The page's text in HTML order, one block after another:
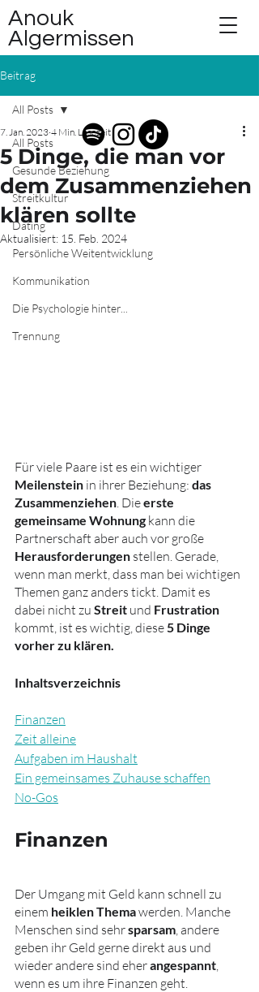
Anouk
Algermissen
Beitrag
All Posts
Gesunde Beziehung
Streitkultur
Dating
Persönliche Weitentwicklung
Kommunikation
Die Psychologie hinter...
Trennung
All Posts
5 Dinge, die man vor
dem Zusammenziehen
klären sollte
7. Jan. 2023 4 Min. Lesezeit
Aktualisiert: 15. Feb. 2024
Für viele Paare ist es ein wichtiger
Meilenstein in ihrer Beziehung: das
Zusammenziehen . Die erste
gemeinsame Wohnung kann die
Partnerschaft aber auch vor große
Herausforderungen stellen. Gerade,
wenn man merkt, dass man bei wichtigen
Themen ganz anders tickt. Damit es
dabei nicht zu Streit und Frustration
kommt, ist es wichtig, diese 5 Dinge
vorher zu klären.
Inhaltsverzeichnis
Finanzen
Zeit alleine
Aufgaben im Haushalt
Ein gemeinsames Zuhause schaffen
No-Gos
Finanzen
Der Umgang mit Geld kann schnell zu
einem heiklen Thema werden. Manche
Menschen sind sehr sparsam , andere
geben ihr Geld gerne direkt aus und
wieder andere sind eher angespannt
wenn es um ihre Finanzen geht.